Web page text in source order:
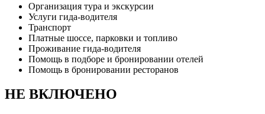
Организация тура и экскурсии
Услуги гида-водителя
Транспорт
Платные шоссе, парковки и топливо
Проживание гида-водителя
Помощь в подборе и бронировании отелей
Помощь в бронировании ресторанов
НЕ ВКЛЮЧЕНО